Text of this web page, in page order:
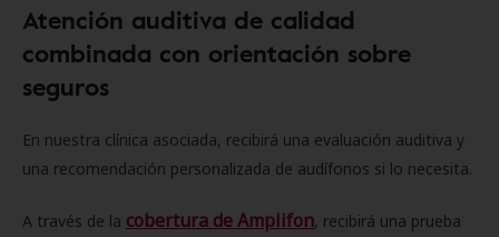
Atención auditiva de calidad
combinada con orientación sobre
seguros
En nuestra clínica asociada, recibirá una evaluación auditiva y
una recomendación personalizada de audífonos si lo necesita.
A través de la cobertura de Amplifon, recibirá una prueba